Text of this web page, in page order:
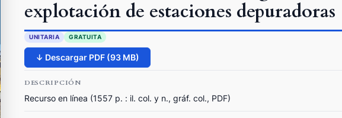
explotación de estaciones depuradoras
UNITARIA GRATUITA
↓ Descargar PDF (93 MB)
DESCRIPCIÓN
Recurso en línea (1557 p. : il. col. y n., gráf. col., PDF)